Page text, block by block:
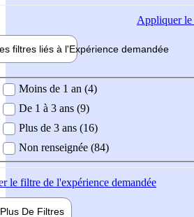
Appliquerle
filtres liés à l'Expérience demandée
demandée
Moins de 1 an (4)
De 1 à 3 ans (9)
Plus de 3 ans (16)
Non renseignée (84)
le filtre de l'expérience demandée
Plus De Filtres